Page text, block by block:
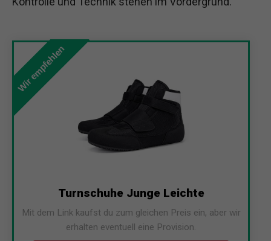
Wir empfehlen
Turnschuhe Junge Leichte
Mit dem Link kaufst du zum gleichen Preis ein, aber wir
erhalten eventuell eine Provision.